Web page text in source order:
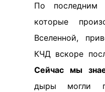
По последним
которые
Вселенной,
КЧД вскоре
Сейчас мы
дыры могли